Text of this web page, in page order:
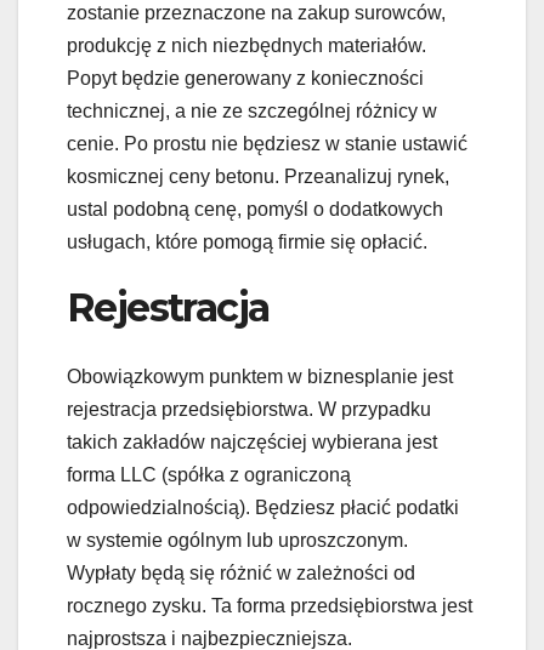
zostanie przeznaczone na zakup surowców,
produkcję z nich niezbędnych materiałów.
Popyt będzie generowany z konieczności
technicznej, a nie ze szczególnej różnicy w
cenie. Po prostu nie będziesz w stanie ustawić
kosmicznej ceny betonu. Przeanalizuj rynek,
ustal podobną cenę, pomyśl o dodatkowych
usługach, które pomogą firmie się opłacić.
Rejestracja
Obowiązkowym punktem w biznesplanie jest
rejestracja przedsiębiorstwa. W przypadku
takich zakładów najczęściej wybierana jest
forma LLC (spółka z ograniczoną
odpowiedzialnością). Będziesz płacić podatki
w systemie ogólnym lub uproszczonym.
Wypłaty będą się różnić w zależności od
rocznego zysku. Ta forma przedsiębiorstwa jest
najprostsza i najbezpieczniejsza.